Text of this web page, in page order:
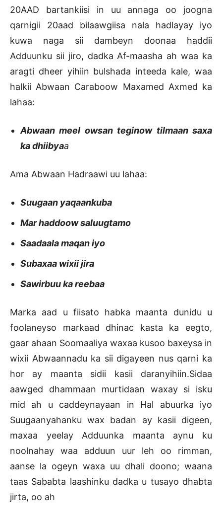
20AAD bartankiisi in uu annaga oo joogna
qarnigii 20aad bilaawgiisa nala hadlayay iyo
kuwa naga sii dambeyn doonaa haddii
Adduunku sii jiro, dadka Af-maasha ah waa ka
aragti dheer yihiin bulshada inteeda kale, waa
halkii Abwaan Caraboow Maxamed Axmed ka
lahaa:
Abwaan meel owsan teginow tilmaan saxa
ka dhiibyaa
Ama Abwaan Hadraawi uu lahaa:
Suugaan yaqaankuba
Mar haddoow saluugtamo
Saadaala maqan iyo
Subaxaa wixii jira
Sawirbuu ka reebaa
Marka aad u fiisato habka maanta dunidu u
foolaneyso markaad dhinac kasta ka eegto,
gaar ahaan Soomaaliya waxaa kusoo baxeysa in
wixii Abwaannadu ka sii digayeen nus qarni ka
hor ay maanta sidii kasii daranyihiin.Sidaa
aawged dhammaan murtidaan waxay si isku
mid ah u caddeynayaan in Hal abuurka iyo
Suugaanyahanku wax badan ay kasii digeen,
maxaa yeelay Adduunka maanta aynu ku
noolnahay waa adduun uur leh oo rimman,
aanse la ogeyn waxa uu dhali doono; waana
taas Sababta laashinku dadka u tusayo dhabta
jirta, oo ah